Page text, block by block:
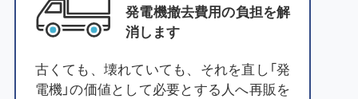
発電機撤去費用の負担を解
消します
古くても、壊れていても、それを直し「発
電機」の価値として必要とする人へ再販を